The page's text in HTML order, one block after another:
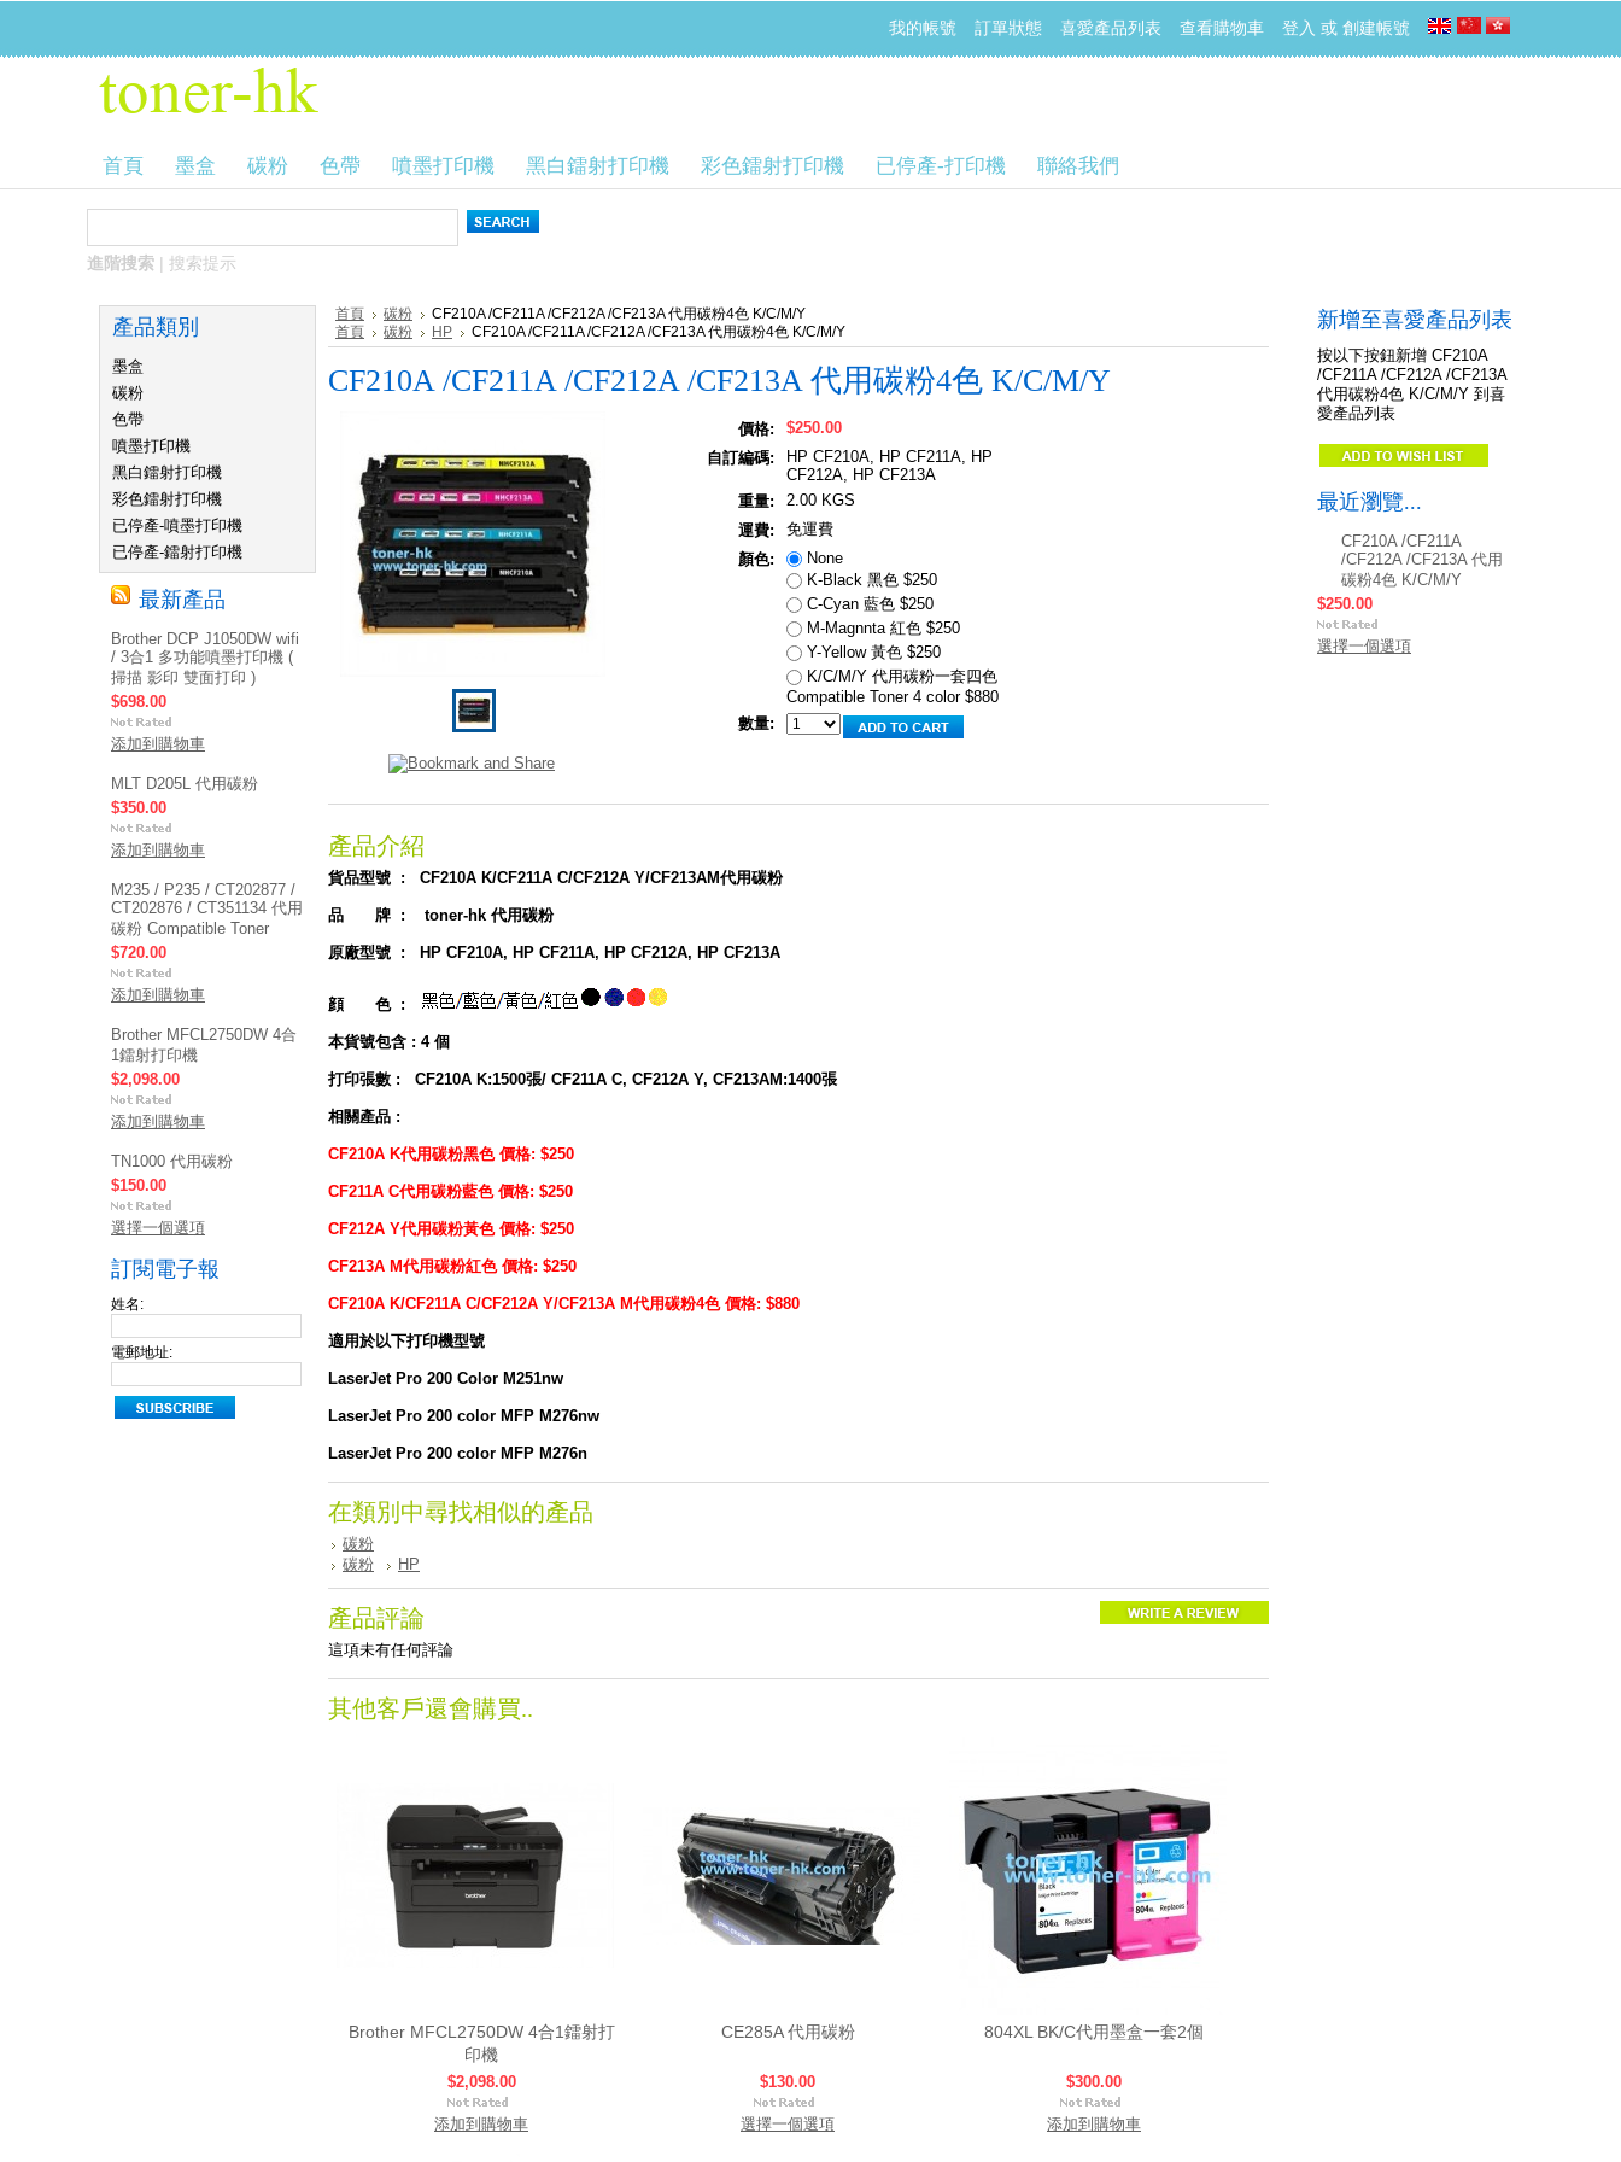
我的帳號 訂單狀態 喜愛產品列表 查看購物車 登入 或 創建帳號
首頁 墨盒 碳粉 色帶 噴墨打印機 黑白鐳射打印機 彩色鐳射打印機 已停產-打印機 聯絡我們
進階搜索 | 搜索提示
產品類別
墨盒
碳粉
色帶
噴墨打印機
黑白鐳射打印機
彩色鐳射打印機
已停產-噴墨打印機
已停產-鐳射打印機
最新產品
Brother DCP J1050DW wifi
/ 3合1 多功能噴墨打印機 (
掃描 影印 雙面打印 )
$698.00
添加到購物車
MLT D205L 代用碳粉
$350.00
添加到購物車
M235 / P235 / CT202877 /
CT202876 / CT351134 代用
碳粉 Compatible Toner
$720.00
添加到購物車
Brother MFCL2750DW 4合
1鐳射打印機
$2,098.00
添加到購物車
TN1000 代用碳粉
$150.00
選擇一個選項
訂閱電子報
姓名:
電郵地址:
首頁 碳粉
CF210A /CF211A /CF212A /CF213A 代用碳粉4色 K/C/M/Y
首頁
碳粉 HP CF210A /CF211A /CF212A /CF213A 代用碳粉4色 K/C/M/Y
CF210A /CF211A /CF212A /CF213A 代用碳粉4色 K/C/M/Y
價格:
$250.00
自訂編碼:
HP CF210A, HP CF211A, HP
CF212A, HP CF213A
重量:
2.00 KGS
運費:
免運費
顏色:
None
K-Black 黑色 $250
C-Cyan 藍色 $250
M-Magnnta 紅色 $250
Y-Yellow 黃色 $250
K/C/M/Y 代用碳粉一套四色
Compatible Toner 4 color $880
數量:
產品介紹
貨品型號 : CF210A K/CF211A C/CF212A Y/CF213AM代用碳粉
品 牌 : toner-hk 代用碳粉
原廠型號 : HP CF210A, HP CF211A, HP CF212A, HP CF213A
顔 色 :
本貨號包含 : 4 個
打印張數 : CF210A K:1500張/ CF211A C, CF212A Y, CF213AM:1400張
相關產品 :
CF210A K代用碳粉黑色 價格: $250
CF211A C代用碳粉藍色 價格: $250
CF212A Y代用碳粉黃色 價格: $250
CF213A M代用碳粉紅色 價格: $250
CF210A K/CF211A C/CF212A Y/CF213A M代用碳粉4色 價格: $880
適用於以下打印機型號
LaserJet Pro 200 Color M251nw
LaserJet Pro 200 color MFP M276nw
LaserJet Pro 200 color MFP M276n
在類別中尋找相似的產品
碳粉
碳粉
HP
產品評論
這項未有任何評論
其他客戶還會購買..
Brother MFCL2750DW 4合1鐳射打
印機
$2,098.00
添加到購物車
CE285A 代用碳粉
$130.00
選擇一個選項
804XL BK/C代用墨盒一套2個
$300.00
添加到購物車
新增至喜愛產品列表
按以下按鈕新增 CF210A
/CF211A /CF212A /CF213A
代用碳粉4色 K/C/M/Y 到喜
愛產品列表
最近瀏覽...
CF210A /CF211A
/CF212A /CF213A 代用
碳粉4色 K/C/M/Y
$250.00
選擇一個選項